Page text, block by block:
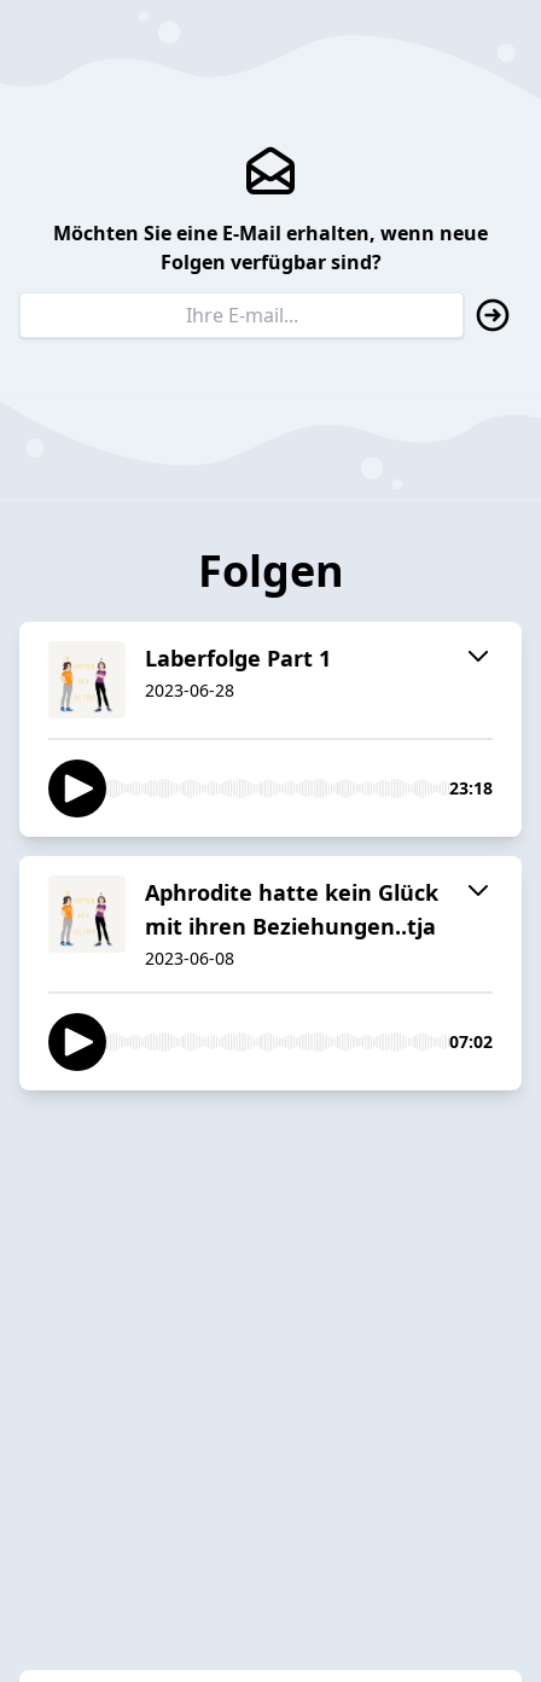
Möchten Sie eine E-Mail erhalten, wenn neue
Folgen verfügbar sind?
Folgen
Laberfolge Part 1
2023-06-28
23:18
Aphrodite hatte kein Glück
mit ihren Beziehungen..tja
2023-06-08
07:02